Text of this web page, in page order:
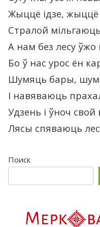
Жыццё iдзе,
Стралой
А нам без лесу
Бо ў нас урос ён
Шумяць бары,
I навяваюць
Удзень i ўноч свой
Лясы спяваюць
Поиск